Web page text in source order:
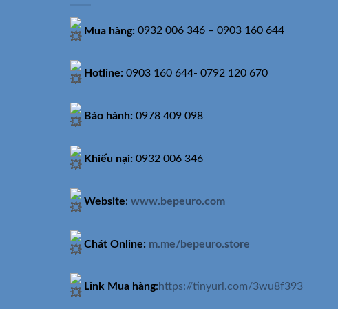
Mua hàng: 0932 006 346 – 0903 160 644
Hotline: 0903 160 644- 0792 120 670
Bảo hành: 0978 409 098
Khiếu nại: 0932 006 346
Website: www.bepeuro.com
Chát Online: m.me/bepeuro.store
Link Mua hàng:https://tinyurl.com/3wu8f393